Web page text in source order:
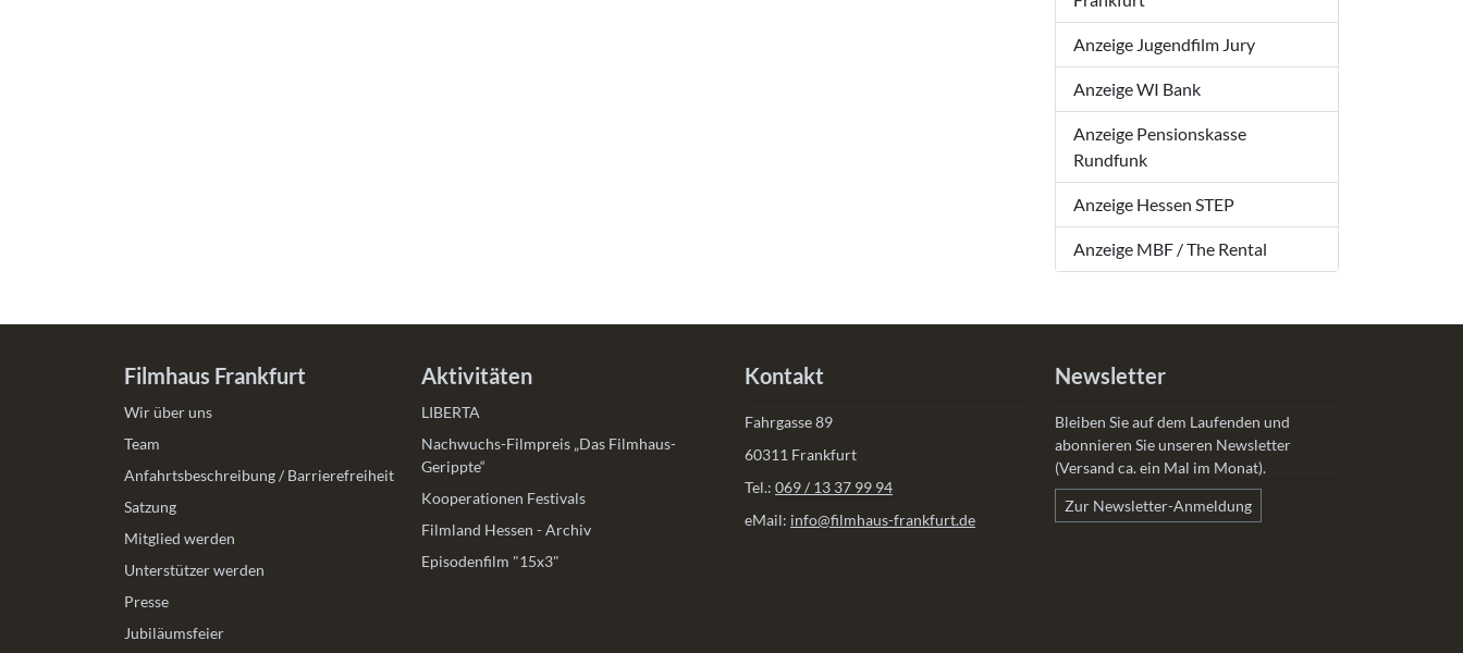
Anzeige Jugendfilm Jury
Anzeige WI Bank
Anzeige Pensionskasse
Rundfunk
Anzeige Hessen STEP
Anzeige MBF / The Rental
Filmhaus Frankfurt
Wir über uns
Team
Anfahrtsbeschreibung / Barrierefreiheit
Satzung
Mitglied werden
Unterstützer werden
Presse
Jubiläumsfeier
Aktivitäten
LIBERTA
Nachwuchs-Filmpreis „Das Filmhaus-
Gerippte“
Kooperationen Festivals
Filmland Hessen - Archiv
Episodenfilm "15x3"
Kontakt
Fahrgasse 89
60311 Frankfurt
Tel.: 069 / 13 37 99 94
eMail: info@filmhaus-frankfurt.de
Newsletter
Bleiben Sie auf dem Laufenden und
abonnieren Sie unseren Newsletter
(Versand ca. ein Mal im Monat).
Zur Newsletter-Anmeldung